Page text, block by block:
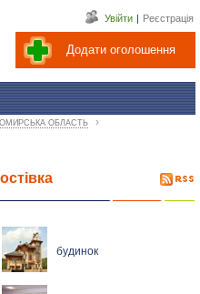
Додати оголошення
Увійти | Реєстрація
ОБЛАСТЬ ›
будинок